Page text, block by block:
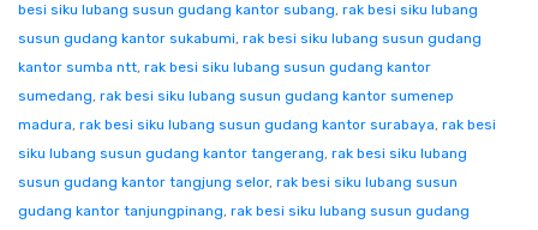
besi siku lubang susun gudang kantor subang, rak besi siku lubang
susun gudang kantor sukabumi, rak besi siku lubang susun gudang
kantor sumba ntt, rak besi siku lubang susun gudang kantor
sumedang, rak besi siku lubang susun gudang kantor sumenep
madura, rak besi siku lubang susun gudang kantor surabaya, rak besi
siku lubang susun gudang kantor tangerang, rak besi siku lubang
susun gudang kantor tangjung selor, rak besi siku lubang susun
gudang kantor tanjungpinang, rak besi siku lubang susun gudang